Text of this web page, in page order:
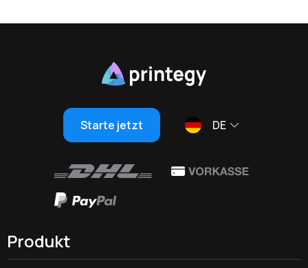
Starte jetzt DE
Produkt